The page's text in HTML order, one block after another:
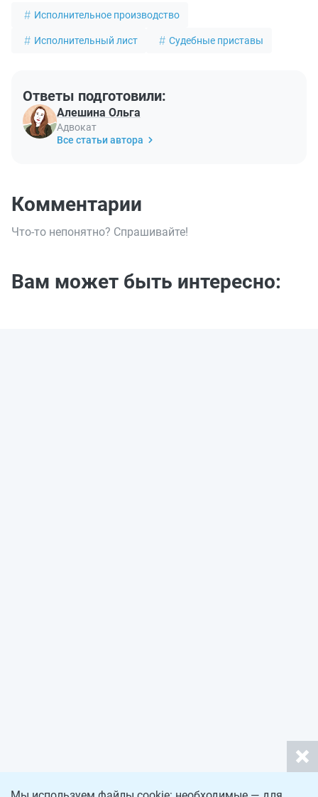
Исполнительное производство
Исполнительный лист Судебные приставы
Ответы подготовили:
Алешина Ольга
Адвокат
Все статьи автора
Комментарии
Что-то непонятно? Спрашивайте!
Вам может быть интересно: